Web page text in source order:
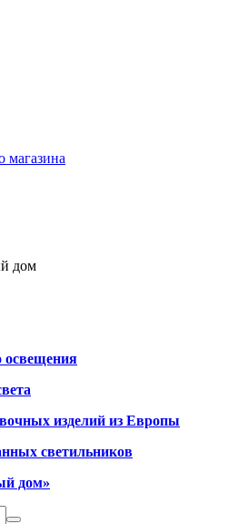
магазина
дом
освещения
изделий из Европы
светильников
дом»